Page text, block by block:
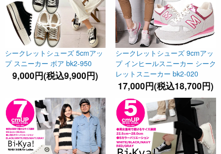
シークレットシューズ 5cmアッ
プ スニーカー ボア bk2-950
9,000円(税込9,900円)
シークレットシューズ 9cmアッ
プ インヒールスニーカー シーク
レットスニーカー bk2-020
17,000円(税込18,700円)